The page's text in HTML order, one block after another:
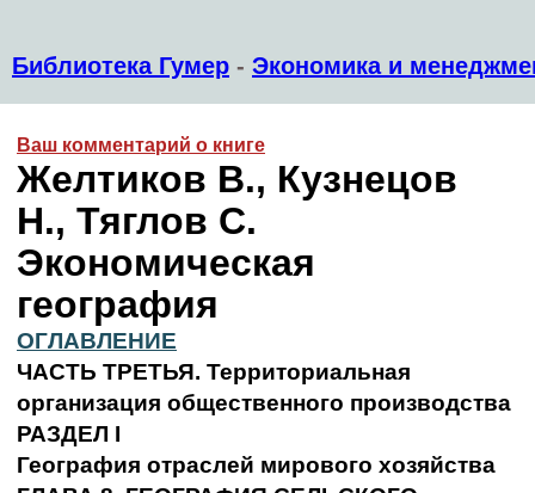
Библиотека Гумер - Экономика и
Ваш комментарий о книге
Желтиков В., Кузнецов
Н., Тяглов С.
Экономическая
география
ОГЛАВЛЕНИЕ
ЧАСТЬ ТРЕТЬЯ. Территориальная
организация общественного производства
РАЗДЕЛ I
География отраслей мирового хозяйства